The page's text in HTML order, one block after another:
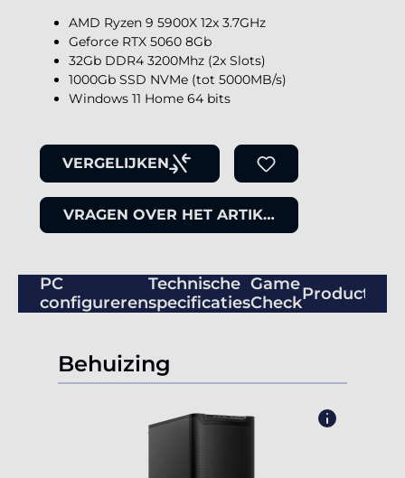
AMD Ryzen 9 5900X 12x 3.7GHz
Geforce RTX 5060 8Gb
32Gb DDR4 3200Mhz (2x Slots)
1000Gb SSD NVMe (tot 5000MB/s)
Windows 11 Home 64 bits
VERGELIJKEN
VRAGEN OVER HET ARTIKEL
PC
configureren
Technische
specificaties
Game
Check
Behuizing